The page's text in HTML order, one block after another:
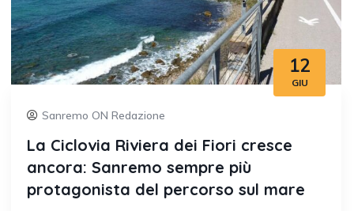
12
GIU
Sanremo ON Redazione
La Ciclovia Riviera dei Fiori cresce
ancora: Sanremo sempre più
protagonista del percorso sul mare